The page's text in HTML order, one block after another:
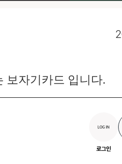
보자기카드 입니다.
로그인